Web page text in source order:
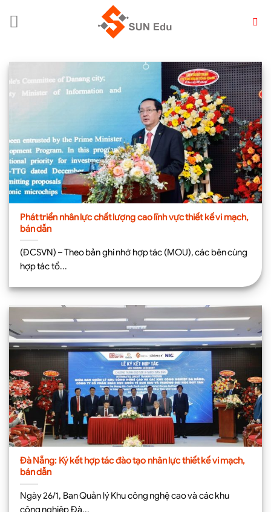
đến
dung
Phát triển nhân lực chất lượng cao lĩnh vực thiết kế vi mạch,
bán dẫn
(ĐCSVN) – Theo bản ghi nhớ hợp tác (MOU), các bên cùng
hợp tác tổ...
Đà Nẵng: Ký kết hợp tác đào tạo nhân lực thiết kế vi mạch,
bán dẫn
Ngày 26/1, Ban Quản lý Khu công nghệ cao và các khu
công nghiệp Đà...